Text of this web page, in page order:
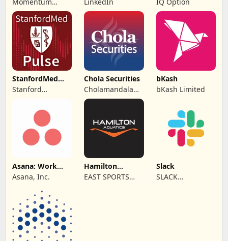
Securities (Pty)
Ltd
Dagangan
StanfordMed
Pulse
Stanford
Chola Securities
Cholamandalam
Securities
bKash
bKash Limited
Asana: Work
Management
Asana, Inc.
Hamilton
Aquatics
EAST SPORTS
Slack
SLACK